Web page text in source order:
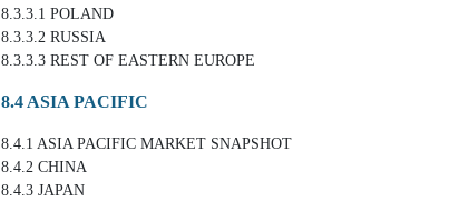
8.3.3.1 POLAND
8.3.3.2 RUSSIA
8.3.3.3 REST OF EASTERN EUROPE
8.4 ASIA PACIFIC
8.4.1 ASIA PACIFIC MARKET SNAPSHOT
8.4.2 CHINA
8.4.3 JAPAN